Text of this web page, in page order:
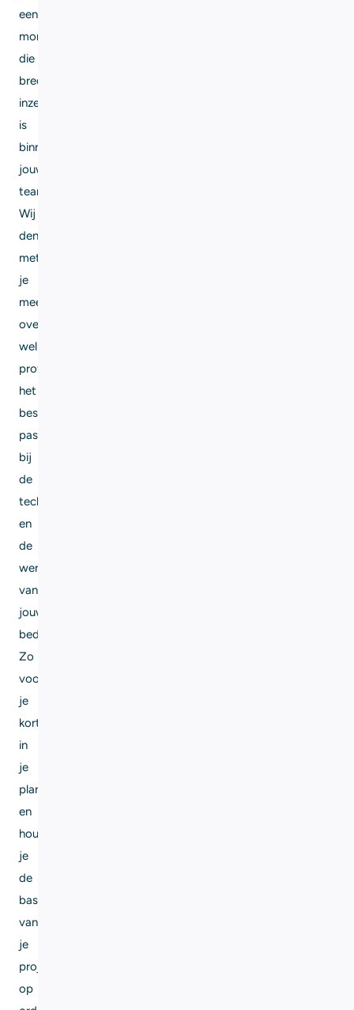
een
monteur
die
breder
inzetbaar
is
binnen
jouw
team.
Wij
denken
met
je
mee
over
welk
profiel
het
beste
past
bij
de
techniek
en
de
werkwijze
van
jouw
bedrijf.
Zo
voorkom
je
kortsluiting
in
je
planning
en
houd
je
de
basis
van
je
project
op